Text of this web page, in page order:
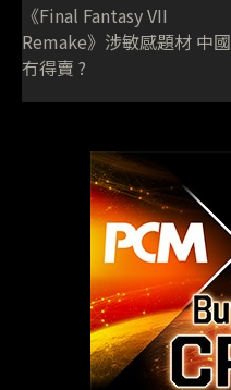
《Final Fantasy VII
Remake》涉敏感題材 中國
冇得賣 ?